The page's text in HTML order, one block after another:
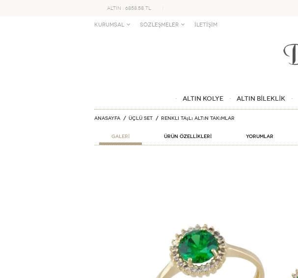
ALTIN : 6858.58 TL
KURUMSAL SÖZLEŞMELER İLETİŞİM
ALTIN KOLYE ALTIN BİLEKLİK
Anasayfa Üçlü Set Renkli Taşlı Altın Takımlar
GALERİ ÜRÜN ÖZELLİKLERİ Yorumlar